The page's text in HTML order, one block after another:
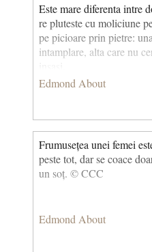
Este mare diferenta intre
re pluteste cu moliciune
pe picioare prin pietre:
intamplare, alta care nu
Edmond About
Frumusețea unei femei
peste tot, dar se coace
un soț. © CCC
Edmond About